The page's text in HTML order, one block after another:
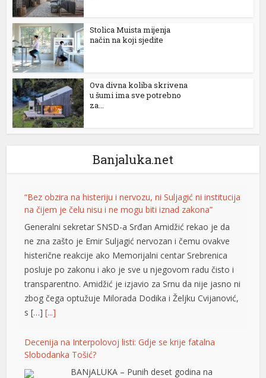
Stolica Muista mijenja
način na koji sjedite
Ova divna koliba skrivena
u šumi ima sve potrebno
za...
Banjaluka.net
“Bez obzira na histeriju i nervozu, ni Suljagić ni institucija
na čijem je čelu nisu i ne mogu biti iznad zakona”
Generalni sekretar SNSD-a Srđan Amidžić rekao je da
ne zna zašto je Emir Suljagić nervozan i čemu ovakve
histerične reakcije ako Memorijalni centar Srebrenica
posluje po zakonu i ako je sve u njegovom radu čisto i
transparentno. Amidžić je izjavio za Srnu da nije jasno ni
zbog čega optužuje Milorada Dodika i Željku Cvijanović,
s […][...]
Decenija na Interpolovoj listi: Gdje se krije fatalna
Slobodanka Tošić?
BANjALUKA – Punih deset godina na